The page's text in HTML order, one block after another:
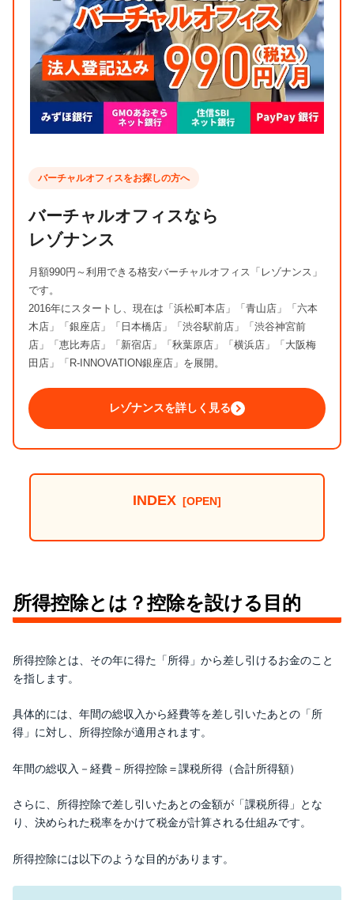
バーチャルオフィスをお探しの方へ
バーチャルオフィスなら
レゾナンス
月額990円～利用できる格安バーチャルオフィス「レゾナンス」
です。
2016年にスタートし、現在は「浜松町本店」「青山店」「六本
木店」「銀座店」「日本橋店」「渋谷駅前店」「渋谷神宮前
店」「恵比寿店」「新宿店」「秋葉原店」「横浜店」「大阪梅
田店」「R-INNOVATION銀座店」を展開。
レゾナンスを詳しく見る
INDEX
所得控除とは？控除を設ける目的
所得控除とは、その年に得た「所得」から差し引けるお金のこと
を指します。
具体的には、年間の総収入から経費等を差し引いたあとの「所
得」に対し、所得控除が適用されます。
年間の総収入－経費－所得控除＝課税所得（合計所得額）
さらに、所得控除で差し引いたあとの金額が「課税所得」とな
り、決められた税率をかけて税金が計算される仕組みです。
所得控除には以下のような目的があります。